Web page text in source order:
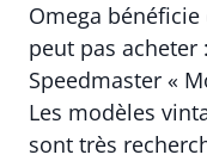
Omega bénéficie
peut pas acheter
Speedmaster «
Les modèles
sont très